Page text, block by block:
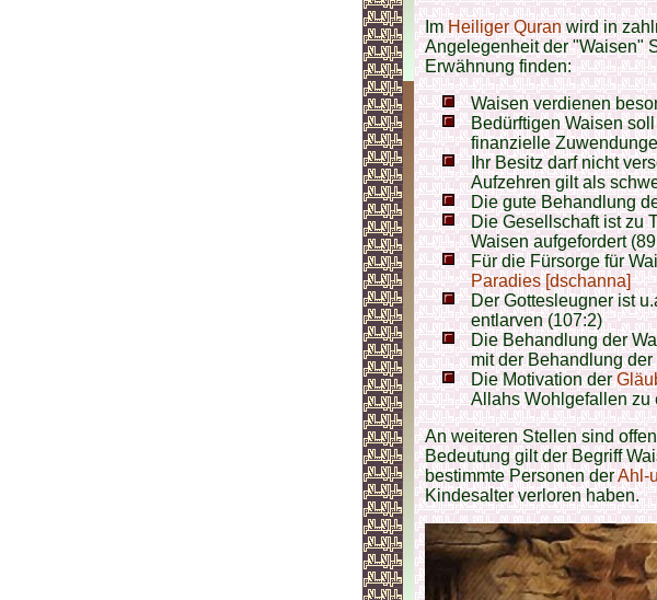
ImHeiliger Quranwird in
Angelegenheit der "Waisen"
Erwähnung finden:
Waisen verdienen
Bedürftigen Waisen
finanzielle
Ihr Besitz darf nicht
Aufzehren gilt als
Die gute Behandlung
Die Gesellschaft ist zu
Waisen aufgefordert
Für die Fürsorge für
Paradies [dschanna]
Der Gottesleugner ist
entlarven (107:2)
Die Behandlung der
mit der Behandlung
Die Motivation der
Allahs Wohlgefallen zu
An weiteren Stellen sind
Bedeutung gilt der Begriff
bestimmte Personen derAhl-
Kindesalter verloren haben.